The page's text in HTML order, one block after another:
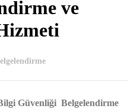
ve
Güvenliği Belgelendirme